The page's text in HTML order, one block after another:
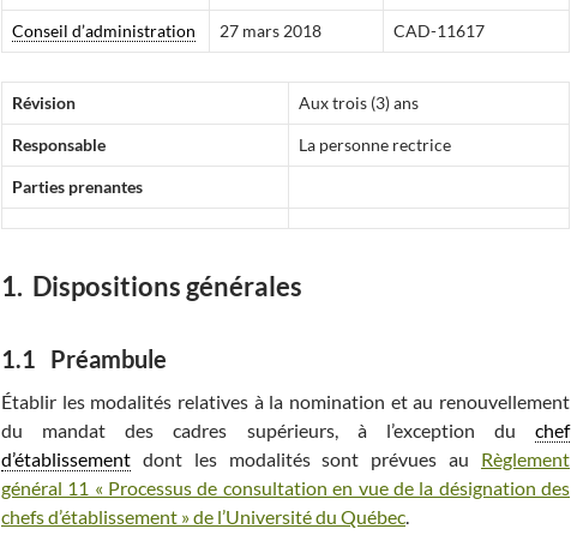
Conseil d’administration 27 mars 2018 CAD-11617
Révision Aux trois (3) ans
Responsable La personne rectrice
Parties prenantes
1. Dispositions générales
1.1 Préambule
Établir les modalités relatives à la nomination et au renouvellement
du mandat des cadres supérieurs, à l’exception du chef
d’établissement dont les modalités sont prévues au Règlement
général 11 « Processus de consultation en vue de la désignation des
chefs d’établissement » de l’Université du Québec.